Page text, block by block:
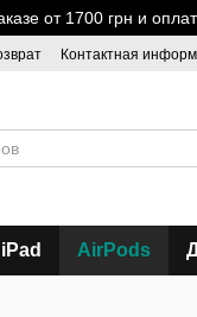
от 1700 грн и
Контактная
iPad AirPods